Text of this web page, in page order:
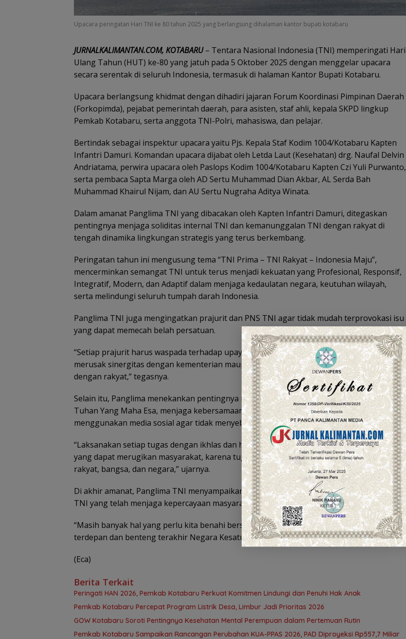
Upacara peringatan Hari TNI ke 80 tahun 2025 yang berlangsung dihalaman kantor bupati kotabaru
JURNALKALIMANTAN.COM, KOTABARU– Tentara Nasional Indonesia (TNI) memperingati Hari
Ulang Tahun (HUT) ke-80 yang jatuh pada 5 Oktober 2025 dengan menggelar upacara
secara serentak di seluruh Indonesia, termasuk di halaman Kantor Bupati Kotabaru.
Upacara berlangsung khidmat dengan dihadiri jajaran Forum Koordinasi Pimpinan Daerah
(Forkopimda), pejabat pemerintah daerah, para asisten, staf ahli, kepala SKPD lingkup
Pemkab Kotabaru, serta anggota TNI-Polri, mahasiswa, dan pelajar.
Bertindak sebagai inspektur upacara yaitu Pjs. Kepala Staf Kodim 1004/Kotabaru Kapten
Infantri Damuri. Komandan upacara dijabat oleh Letda Laut (Kesehatan) drg. Naufal Delvin
Andriatama, perwira upacara oleh Paslops Kodim 1004/Kotabaru Kapten Czi Yuli Purwanto,
serta pembaca Sapta Marga oleh AD Sertu Muhammad Dian Akbar, AL Serda Bah
Muhammad Khairul Nijam, dan AU Sertu Nugraha Aditya Winata.
Dalam amanat Panglima TNI yang dibacakan oleh Kapten Infantri Damuri, ditegaskan
pentingnya menjaga soliditas internal TNI dan kemanunggalan TNI dengan rakyat di
tengah dinamika lingkungan strategis yang terus berkembang.
Peringatan tahun ini mengusung tema “TNI Prima – TNI Rakyat – Indonesia Maju”,
mencerminkan semangat TNI untuk terus menjadi kekuatan yang Profesional, Responsif,
Integratif, Modern, dan Adaptif dalam menjaga kedaulatan negara, keutuhan wilayah,
serta melindungi seluruh tumpah darah Indonesia.
Panglima TNI juga mengingatkan prajurit dan PNS TNI agar tidak mudah terprovokasi isu
yang dapat memecah belah persatuan.
“Setiap prajurit harus waspada terhadap upaya yang ingin mengganggu soliditas TNI,
merusak sinergitas dengan kementerian maupun lembaga lain, serta kemanunggalan
dengan rakyat,” tegasnya.
Selain itu, Panglima menekankan pentingnya memperkokoh iman dan takwa kepada
Tuhan Yang Maha Esa, menjaga kebersamaan TNI dengan rakyat, serta bijak dalam
menggunakan media sosial agar tidak menyebarkan informasi yang menyesatkan.
“Laksanakan setiap tugas dengan ikhlas dan hindari tindakan melawan hukum maupun
yang dapat merugikan masyarakat, karena tugas kita semata-mata untuk kepentingan
rakyat, bangsa, dan negara,” ujarnya.
Di akhir amanat, Panglima TNI menyampaikan apresiasi atas dedikasi prajurit dan PNS
TNI yang telah menjaga kepercayaan masyarakat terhadap institusi TNI.
“Masih banyak hal yang perlu kita benahi bersama agar TNI benar-benar menjadi garda
terdepan dan benteng terakhir Negara Kesatuan Republik Indonesia,” pungkasnya.
(Eca)
Berita Terkait
Peringati HAN 2026, Pemkab Kotabaru Perkuat Komitmen Lindungi dan Penuhi Hak Anak
Pemkab Kotabaru Percepat Program Listrik Desa, Limbur Jadi Prioritas 2026
GOW Kotabaru Soroti Pentingnya Kesehatan Mental Perempuan dalam Pertemuan Rutin
Pemkab Kotabaru Sampaikan Rancangan Perubahan KUA-PPAS 2026, PAD Diproyeksi Rp557,7 Miliar